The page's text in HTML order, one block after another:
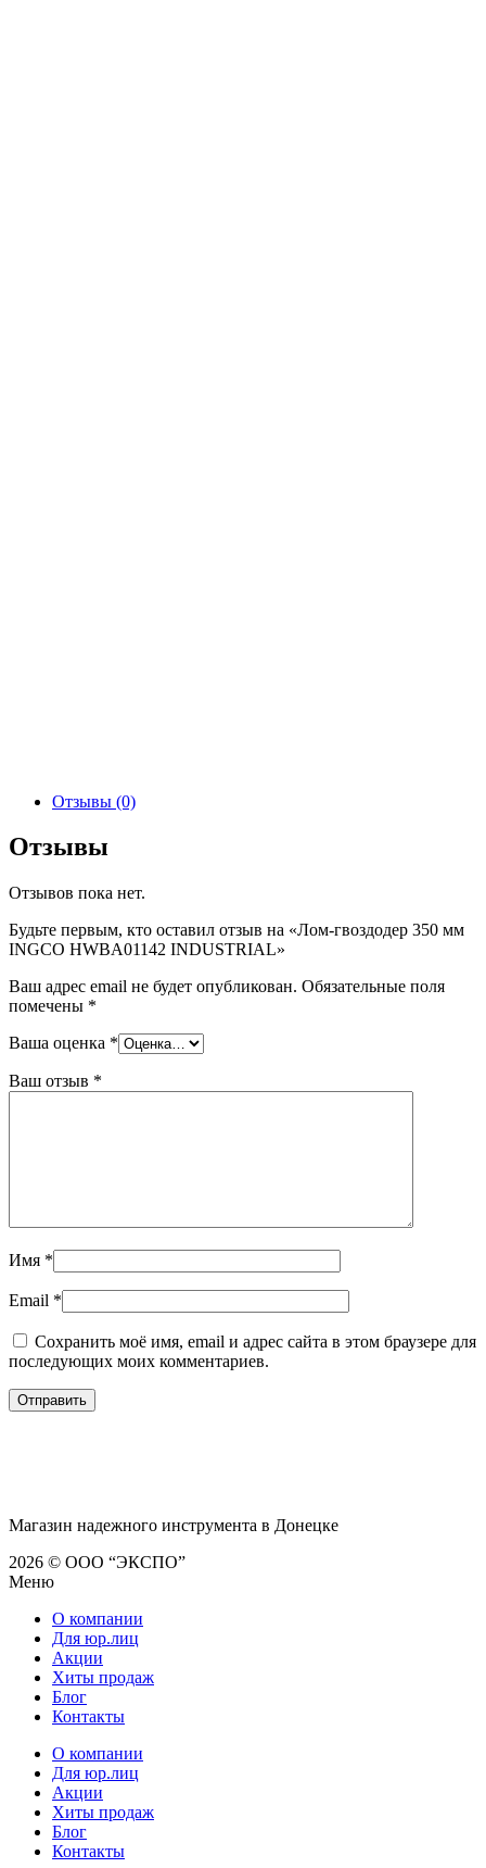
Отзывы (0)
Отзывы
Отзывов пока нет.
Будьте первым, кто оставил отзыв на «Лом-гвоздодер 350 мм
INGCO HWBA01142 INDUSTRIAL»
Ваш адрес email не будет опубликован. Обязательные поля
помечены *
Ваша оценка *
Ваш отзыв *
Имя *
Email *
Сохранить моё имя, email и адрес сайта в этом браузере для
последующих моих комментариев.
Магазин надежного инструмента в Донецке
2026 © ООО “ЭКСПО”
Меню
О компании
Для юр.лиц
Акции
Хиты продаж
Блог
Контакты
О компании
Для юр.лиц
Акции
Хиты продаж
Блог
Контакты